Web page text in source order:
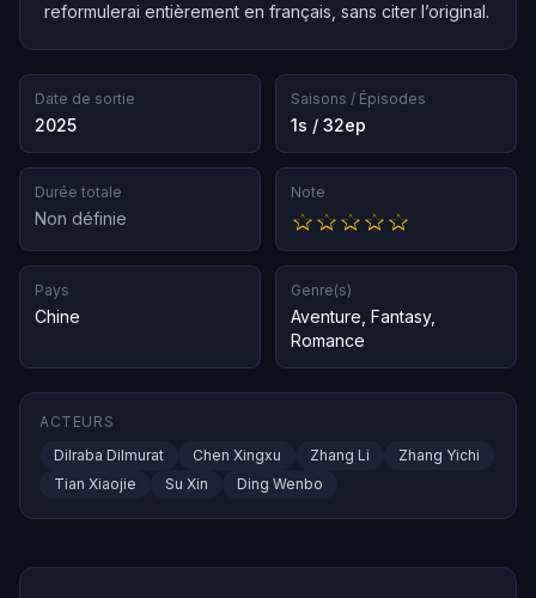
reformulerai entièrement en français, sans citer l’original.
Date de sortie
2025
Saisons / Épisodes
1s / 32ep
Durée totale
Non définie
Note
Pays
Chine
Genre(s)
Aventure Fantasy,
Romance
ACTEURS
Dilraba Dilmurat
Chen Xingxu Zhang Li
Zhang Yichi
Tian Xiaojie
Su Xin Ding Wenbo